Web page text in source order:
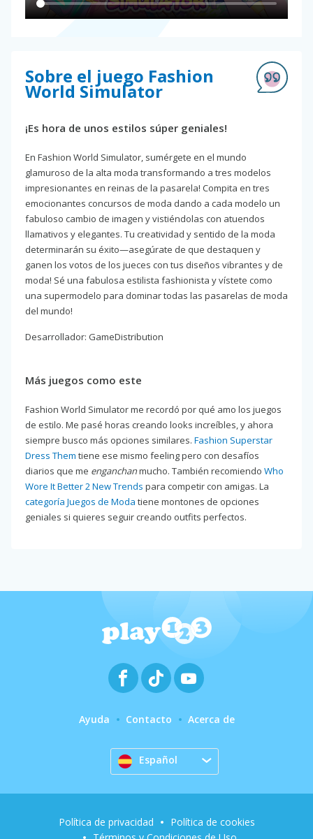
Sobre el juego Fashion
World Simulator
¡Es hora de unos estilos súper geniales!
En Fashion World Simulator, sumérgete en el mundo
glamuroso de la alta moda transformando a tres modelos
impresionantes en reinas de la pasarela! Compita en tres
emocionantes concursos de moda dando a cada modelo un
fabuloso cambio de imagen y vistiéndolas con atuendos
llamativos y elegantes. Tu creatividad y sentido de la moda
determinarán su éxito—asegúrate de que destaquen y
ganen los votos de los jueces con tus diseños vibrantes y de
moda! Sé una fabulosa estilista fashionista y vístete como
una supermodelo para dominar todas las pasarelas de moda
del mundo!
Desarrollador: GameDistribution
Más juegos como este
Fashion World Simulator me recordó por qué amo los juegos
de estilo. Me pasé horas creando looks increíbles, y ahora
siempre busco más opciones similares. Fashion Superstar
Dress Them tiene ese mismo feeling pero con desafíos
diarios que me enganchanmucho. También recomiendo Who
Wore It Better 2 New Trends para competir con amigas. La
categoría Juegos de Moda tiene montones de opciones
geniales si quieres seguir creando outfits perfectos.
Ayuda Contacto Acerca de
Español
Política de privacidad
Política de cookies